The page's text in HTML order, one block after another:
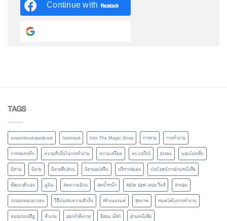
Continue with Facebook
TAGS
amarinbookspodcast famiread Into The Magic Shop การขาย
การทำงาน
กาหลมหรทึก
ความสำเร็จในการทำงาน ความเครียด ดร.วรภัทร์ ธรรมะ
นอนไม่หลับ
นิทาน
นิยาย นิยายสืบสวน นิยายแปลจีน บริหารสมอง
ประโยชน์การอ่านหนังสือ
พัฒนาตัวเอง
มูมิน ลดความอ้วน ลดน้ำหนัก ลอร์ด ออฟ เดอะ ริงส์
ลากอม
วรรณกรรมเยาวชน
วิธีประสบความสำเร็จ สร้างแบรนด์ สุขภาพ
หมดไฟในการทำงาน
หมอประเสริฐ
หัวเว่ย ออกกำลังกาย อีลอน มัสก์
อ่านหนังสือ